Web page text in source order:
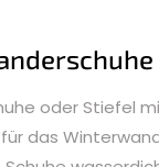
oder Stiefel
das